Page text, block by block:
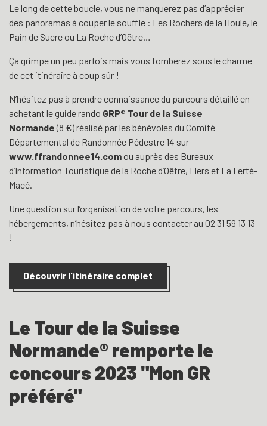
Le long de cette boucle, vous ne manquerez pas d’apprécier
des panoramas à couper le souffle : Les Rochers de la Houle, le
Pain de Sucre ou La Roche d’Oëtre…
Ça grimpe un peu parfois mais vous tomberez sous le charme
de cet itinéraire à coup sûr !
N’hésitez pas à prendre connaissance du parcours détaillé en
achetant le guide rando GRP® Tour de la Suisse
Normande(8 €) réalisé par les bénévoles du Comité
Départemental de Randonnée Pédestre 14 sur
www.ffrandonnee14.com ou auprès des Bureaux
d’Information Touristique de la Roche d’Oëtre, Flers et La Ferté-
Macé.
Une question sur l’organisation de votre parcours, les
hébergements, n’hésitez pas à nous contacter au 02 31 59 13 13
!
Découvrir l'itinéraire complet
Le Tour de la Suisse
Normande® remporte le
concours 2023 "Mon GR
préféré"